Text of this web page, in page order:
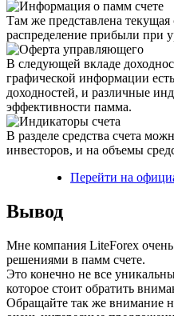
Там же представлена
распределение прибыли при
В следующей вкладе
графической информации
доходностей, и различные
эффективности памма.
В разделе средства счета
инвесторов, и на объемы
Перейти на
Вывод
Мне компания LiteForex
решениями в памм счете.
Это конечно не все
которое стоит обратить
Обращайте так же внимание